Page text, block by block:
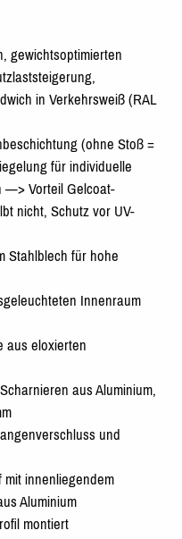
gewichtsoptimierten
in Verkehrsweiß (RAL
(ohne Stoß =
für individuelle
—> Vorteil Gelcoat-
nicht, Schutz vor UV-
Stahlblech für hohe
Innenraum
aus eloxierten
aus Aluminium,
und
innenliegendem
Aluminium
montiert